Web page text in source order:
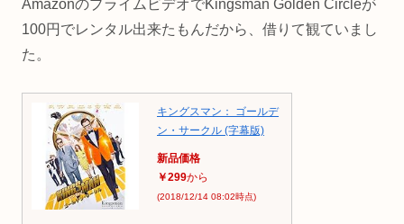
AmazonのプライムビデオでKingsman Golden Circleが
100円でレンタル出来たもんだから、借りて観ていまし
た。
キングスマン： ゴールデ
ン・サークル (字幕版)
新品価格
￥299から
(2018/12/14 08:02時点)